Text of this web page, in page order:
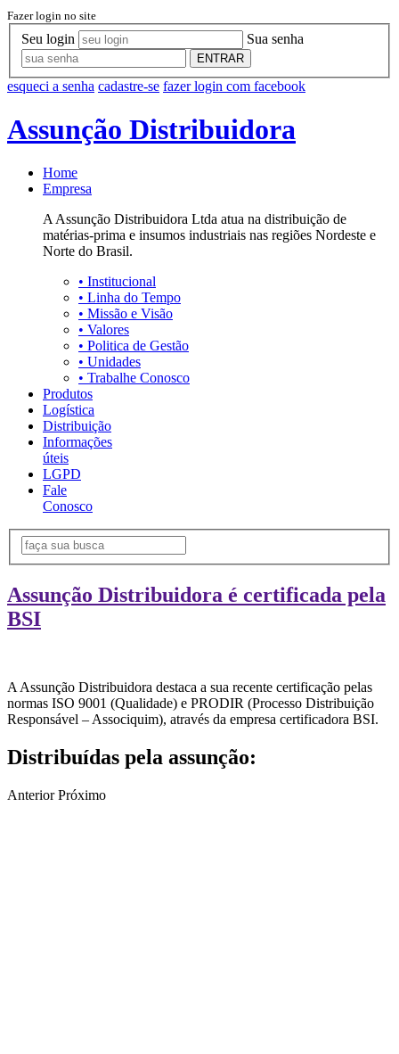
Fazer login no site
Seu login Sua senha
ENTRAR
esqueci a senha cadastre-se fazer login com facebook
Assunção Distribuidora
Home
Empresa
A Assunção Distribuidora Ltda atua na distribuição de
matérias-prima e insumos industriais nas regiões Nordeste e
Norte do Brasil.
• Institucional
• Linha do Tempo
• Missão e Visão
• Valores
• Politica de Gestão
• Unidades
• Trabalhe Conosco
Produtos
Logística
Distribuição
Informações
úteis
LGPD
Fale
Conosco
Assunção Distribuidora é certificada pela
BSI
A Assunção Distribuidora destaca a sua recente certificação pelas
normas ISO 9001 (Qualidade) e PRODIR (Processo Distribuição
Responsável – Associquim), através da empresa certificadora BSI.
Distribuídas pela assunção:
Anterior Próximo